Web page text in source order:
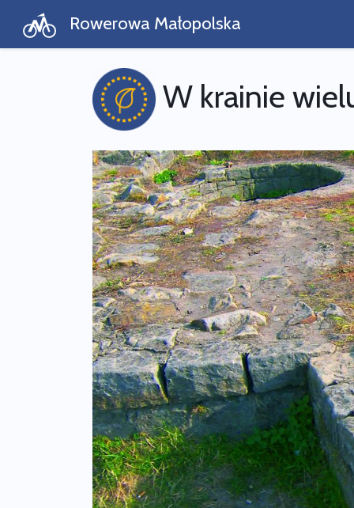
Rowerowa Małopolska
W krainie